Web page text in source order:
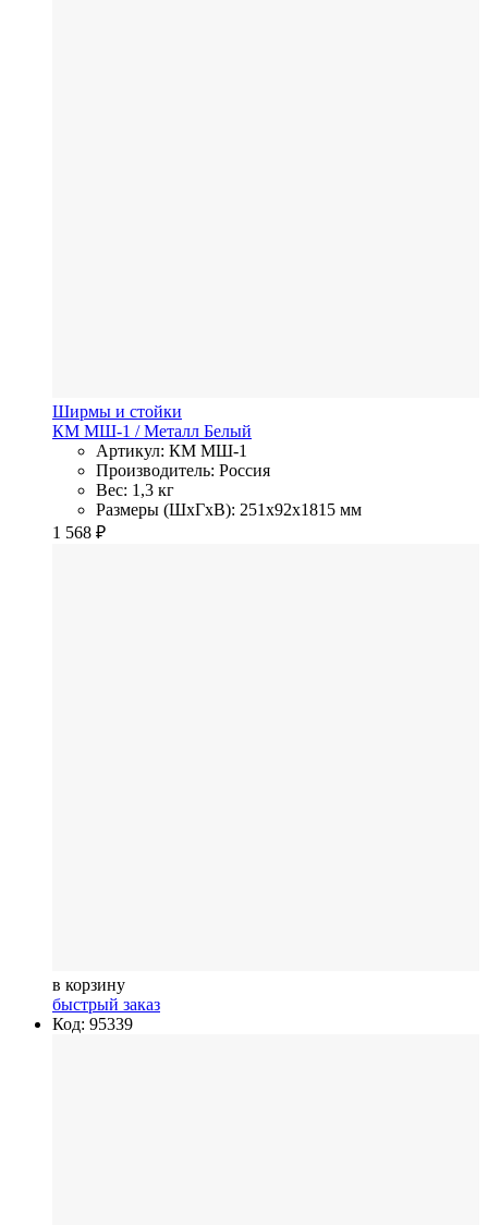
Ширмы и стойки
КМ МШ-1 / Металл Белый
Артикул: КМ МШ-1
Производитель: Россия
Вес: 1,3 кг
Размеры (ШхГхВ): 251x92x1815 мм
1 568 ₽
в корзину
быстрый заказ
Код: 95339